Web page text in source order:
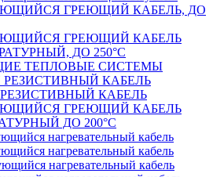
ГРЕЮЩИЙ КАБЕЛЬ, ДО
ГРЕЮЩИЙ КАБЕЛЬ
ДО 250°С
ТЕПЛОВЫЕ СИСТЕМЫ
КАБЕЛЬ
КАБЕЛЬ
ГРЕЮЩИЙ КАБЕЛЬ
ДО 200°С
нагревательный кабель
нагревательный кабель
нагревательный кабель